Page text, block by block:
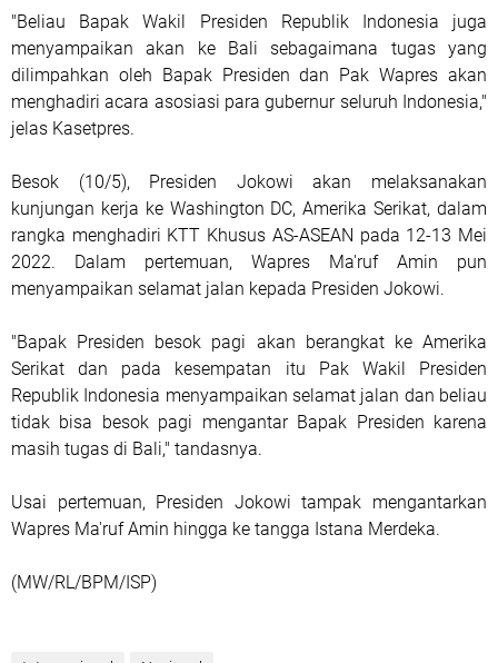
"Beliau Bapak Wakil Presiden Republik Indonesia juga
menyampaikan akan ke Bali sebagaimana tugas yang
dilimpahkan oleh Bapak Presiden dan Pak Wapres akan
menghadiri acara asosiasi para gubernur seluruh Indonesia,"
jelas Kasetpres.
Besok (10/5), Presiden Jokowi akan melaksanakan
kunjungan kerja ke Washington DC, Amerika Serikat, dalam
rangka menghadiri KTT Khusus AS-ASEAN pada 12-13 Mei
2022. Dalam pertemuan, Wapres Ma'ruf Amin pun
menyampaikan selamat jalan kepada Presiden Jokowi.
"Bapak Presiden besok pagi akan berangkat ke Amerika
Serikat dan pada kesempatan itu Pak Wakil Presiden
Republik Indonesia menyampaikan selamat jalan dan beliau
tidak bisa besok pagi mengantar Bapak Presiden karena
masih tugas di Bali," tandasnya.
Usai pertemuan, Presiden Jokowi tampak mengantarkan
Wapres Ma'ruf Amin hingga ke tangga Istana Merdeka.
(MW/RL/BPM/ISP)